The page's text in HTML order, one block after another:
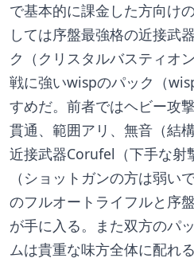
で基本的に課金した方向け
しては序盤最強格の近接武
ク（クリスタルバスティオ
戦に強いwispのパック（
すめだ。前者ではヘビー攻
貫通、範囲アリ、無音（結
近接武器Corufel（下手な射
（ショットガンの方は弱い
のフルオートライフルと序
が手に入る。また双方のパ
ムは貴重な味方全体に配れ